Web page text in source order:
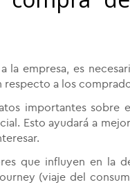
la empresa, es
a los
importantes
Esto ayudará a
que influyen en la
(viaje del